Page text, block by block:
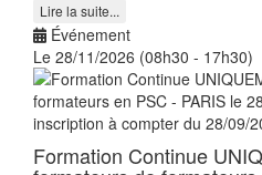
Lire la suite...
Événement
Le 28/11/2026 (08h30 - 17h30)
Formation Continue